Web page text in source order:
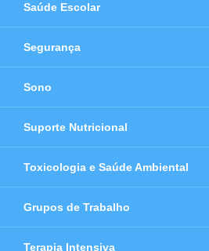
Saúde Escolar
Segurança
Sono
Suporte Nutricional
Toxicologia e Saúde Ambiental
Grupos de Trabalho
Terapia Intensiva